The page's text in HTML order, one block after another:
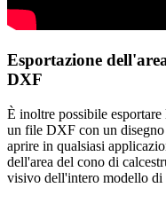
Esportazione
DXF
È inoltre possibile
un file DXF con un
aprire in qualsiasi
dell'area del cono di
visivo dell'intero modello di